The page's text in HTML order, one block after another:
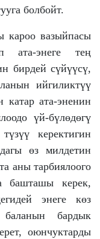
болбойт.
кароо вазыйпасы
ата-энеге тең
бирдей сүйүүсү,
ийгиликтүү
ата-эненин
үй-бүлөдөгү
керектигин
өз милдетин
аны тарбиялоого
башташы керек,
энеге көз
бардык
оюнчуктарды